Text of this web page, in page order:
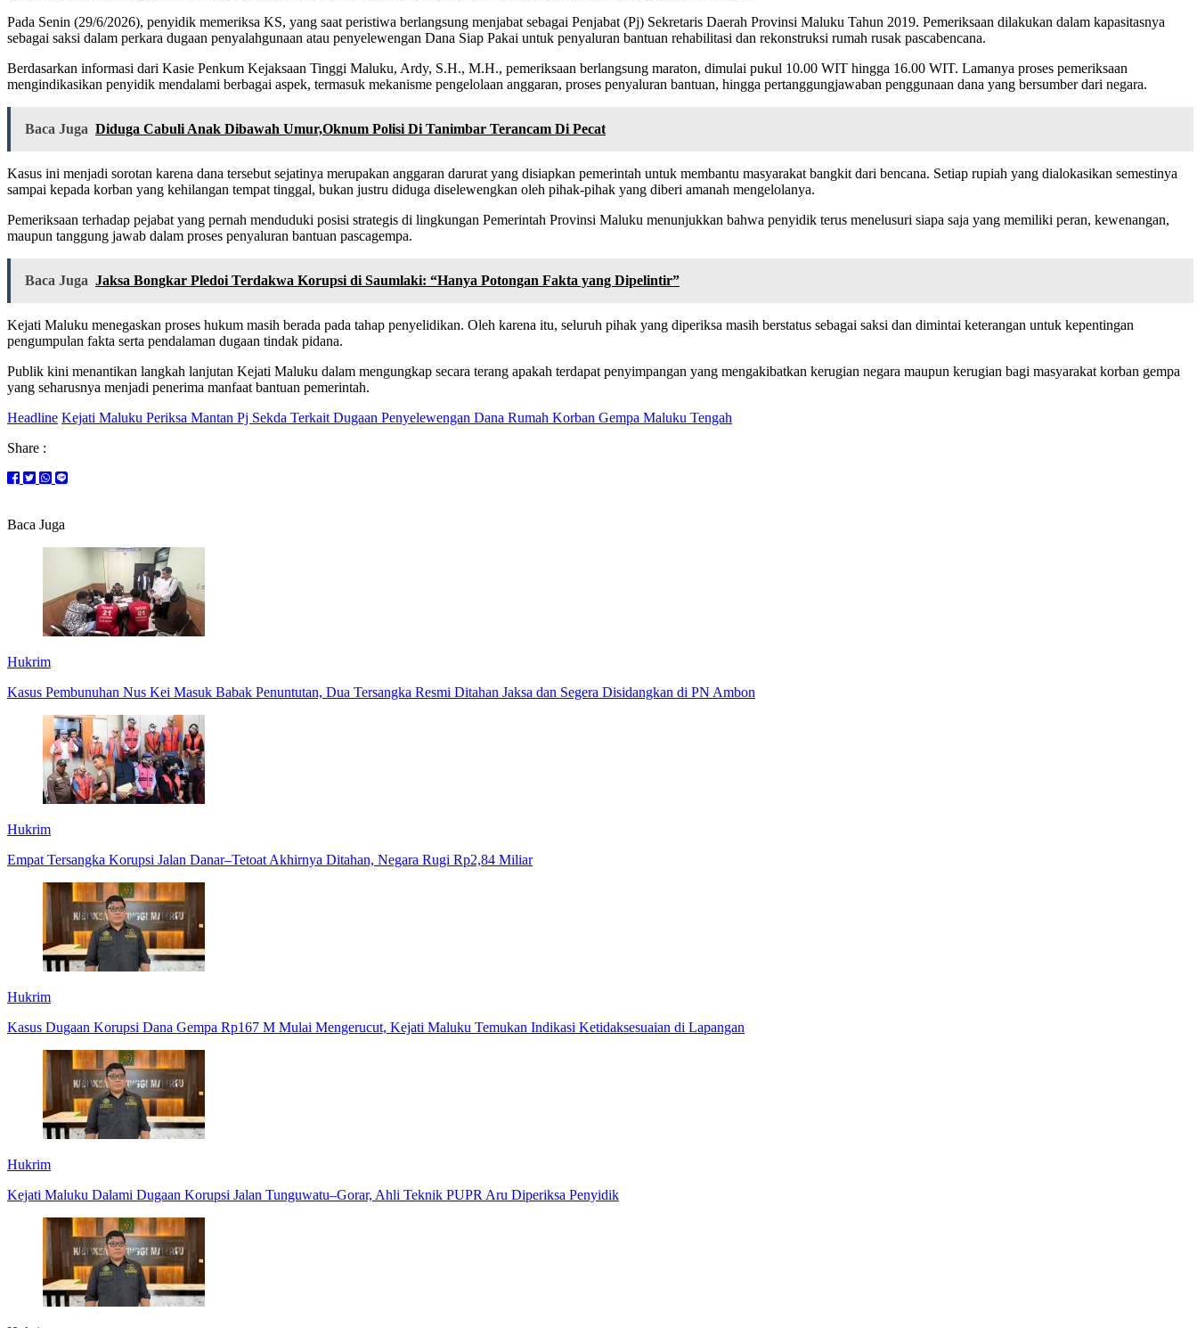
Pada Senin (29/6/2026), penyidik memeriksa KS, yang saat peristiwa berlangsung menjabat sebagai Penjabat (Pj) Sekretaris Daerah Provinsi Maluku Tahun 2019. Pemeriksaan dilakukan dalam kapasitasnya
sebagai saksi dalam perkara dugaan penyalahgunaan atau penyelewengan Dana Siap Pakai untuk penyaluran bantuan rehabilitasi dan rekonstruksi rumah rusak pascabencana.
Berdasarkan informasi dari Kasie Penkum Kejaksaan Tinggi Maluku, Ardy, S.H., M.H., pemeriksaan berlangsung maraton, dimulai pukul 10.00 WIT hingga 16.00 WIT. Lamanya proses pemeriksaan
mengindikasikan penyidik mendalami berbagai aspek, termasuk mekanisme pengelolaan anggaran, proses penyaluran bantuan, hingga pertanggungjawaban penggunaan dana yang bersumber dari negara.
Baca Juga Diduga Cabuli Anak Dibawah Umur,Oknum Polisi Di Tanimbar Terancam Di Pecat
Kasus ini menjadi sorotan karena dana tersebut sejatinya merupakan anggaran darurat yang disiapkan pemerintah untuk membantu masyarakat bangkit dari bencana. Setiap rupiah yang dialokasikan semestinya
sampai kepada korban yang kehilangan tempat tinggal, bukan justru diduga diselewengkan oleh pihak-pihak yang diberi amanah mengelolanya.
Pemeriksaan terhadap pejabat yang pernah menduduki posisi strategis di lingkungan Pemerintah Provinsi Maluku menunjukkan bahwa penyidik terus menelusuri siapa saja yang memiliki peran, kewenangan,
maupun tanggung jawab dalam proses penyaluran bantuan pascagempa.
Baca Juga Jaksa Bongkar Pledoi Terdakwa Korupsi di Saumlaki: “Hanya Potongan Fakta yang Dipelintir”
Kejati Maluku menegaskan proses hukum masih berada pada tahap penyelidikan. Oleh karena itu, seluruh pihak yang diperiksa masih berstatus sebagai saksi dan dimintai keterangan untuk kepentingan
pengumpulan fakta serta pendalaman dugaan tindak pidana.
Publik kini menantikan langkah lanjutan Kejati Maluku dalam mengungkap secara terang apakah terdapat penyimpangan yang mengakibatkan kerugian negara maupun kerugian bagi masyarakat korban gempa
yang seharusnya menjadi penerima manfaat bantuan pemerintah.
Headline Kejati Maluku Periksa Mantan Pj Sekda Terkait Dugaan Penyelewengan Dana Rumah Korban Gempa Maluku Tengah
Share :
Baca Juga
Hukrim
Kasus Pembunuhan Nus Kei Masuk Babak Penuntutan, Dua Tersangka Resmi Ditahan Jaksa dan Segera Disidangkan di PN Ambon
Hukrim
Empat Tersangka Korupsi Jalan Danar–Tetoat Akhirnya Ditahan, Negara Rugi Rp2,84 Miliar
Hukrim
Kasus Dugaan Korupsi Dana Gempa Rp167 M Mulai Mengerucut, Kejati Maluku Temukan Indikasi Ketidaksesuaian di Lapangan
Hukrim
Kejati Maluku Dalami Dugaan Korupsi Jalan Tunguwatu–Gorar, Ahli Teknik PUPR Aru Diperiksa Penyidik